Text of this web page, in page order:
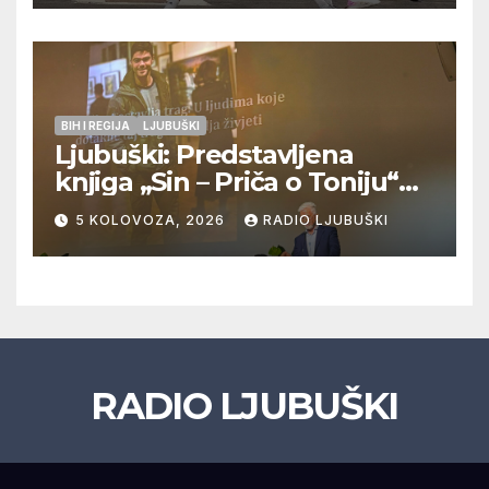
doigravanju, Grljevići završili
natjecanje
BIH I REGIJA LJUBUŠKI
Ljubuški: Predstavljena
knjiga „Sin – Priča o Toniju“
dr. sc. Zdenka Hercega
5 KOLOVOZA, 2026 RADIO LJUBUŠKI
RADIO LJUBUŠKI